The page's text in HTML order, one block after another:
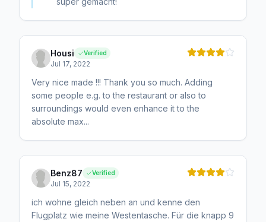
Housi Verified
Jul 17, 2022
Very nice made !!! Thank you so much. Adding
some people e.g. to the restaurant or also to
surroundings would even enhance it to the
absolute max...
Benz87 Verified
Jul 15, 2022
ich wohne gleich neben an und kenne den
Flugplatz wie meine Westentasche. Für die knapp 9